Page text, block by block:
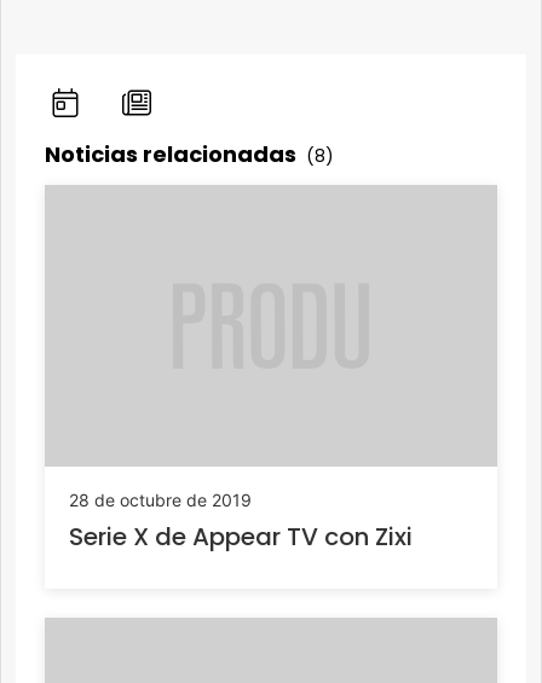
Noticias relacionadas (8)
28 de octubre de 2019
Serie X de Appear TV con Zixi